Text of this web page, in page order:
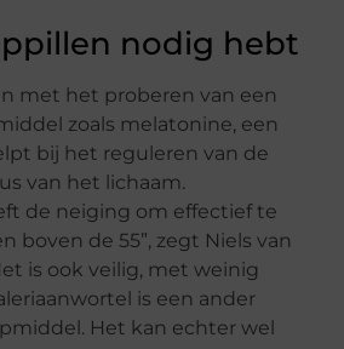
nodig hebt
met het proberen van een
zoals melatonine, een
bij het reguleren van de
van het lichaam.
de neiging om effectief te
boven de 55”, zegt Niels van
is ook veilig, met weinig
is een ander
Het kan echter wel